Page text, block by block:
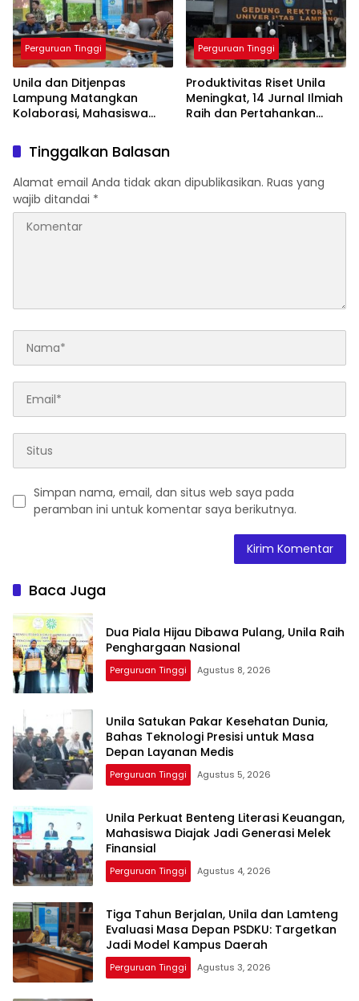
Perguruan Tinggi
Unila dan Ditjenpas
Lampung Matangkan
Kolaborasi, Mahasiswa
Lapas
Perguruan Tinggi
Produktivitas Riset Unila
Meningkat, 14 Jurnal Ilmiah
Raih dan Pertahankan
Tinggalkan Balasan
Alamat email Anda tidak akan dipublikasikan. Ruas yang
wajib ditandai *
Simpan nama, email, dan situs web saya pada
peramban ini untuk komentar saya berikutnya.
Baca Juga
Dua Piala Hijau Dibawa Pulang, Unila Raih
Penghargaan Nasional
Perguruan Tinggi Agustus 8, 2026
Unila Satukan Pakar Kesehatan Dunia,
Bahas Teknologi Presisi untuk Masa
Depan Layanan Medis
Perguruan Tinggi Agustus 5, 2026
Unila Perkuat Benteng Literasi Keuangan,
Mahasiswa Diajak Jadi Generasi Melek
Finansial
Perguruan Tinggi Agustus 4, 2026
Tiga Tahun Berjalan, Unila dan Lamteng
Evaluasi Masa Depan PSDKU: Targetkan
Jadi Model Kampus Daerah
Perguruan Tinggi Agustus 3, 2026